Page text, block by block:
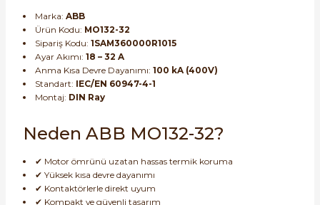
Marka: ABB
Ürün Kodu: MO132-32
Sipariş Kodu: 1SAM360000R1015
Ayar Akımı: 18 – 32 A
Anma Kısa Devre Dayanımı: 100 kA (400V)
Standart: IEC/EN 60947-4-1
Montaj: DIN Ray
Neden ABB MO132-32?
✔ Motor ömrünü uzatan hassas termik koruma
✔ Yüksek kısa devre dayanımı
✔ Kontaktörlerle direkt uyum
✔ Kompakt ve güvenli tasarım